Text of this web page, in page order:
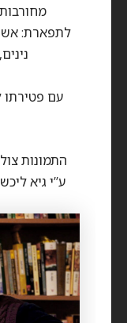
לתפארת:
ע”י גיא